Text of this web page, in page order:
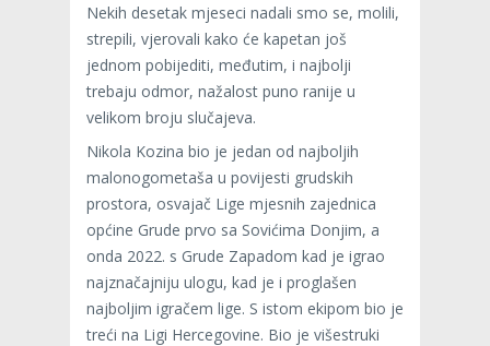
Nekih desetak mjeseci nadali smo se, molili,
strepili, vjerovali kako će kapetan još
jednom pobijediti, međutim, i najbolji
trebaju odmor, nažalost puno ranije u
velikom broju slučajeva.
Nikola Kozina bio je jedan od najboljih
malonogometaša u povijesti grudskih
prostora, osvajač Lige mjesnih zajednica
općine Grude prvo sa Sovićima Donjim, a
onda 2022. s Grude Zapadom kad je igrao
najznačajniju ulogu, kad je i proglašen
najboljim igračem lige. S istom ekipom bio je
treći na Ligi Hercegovine. Bio je višestruki